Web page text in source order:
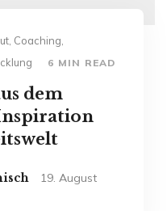
Coaching,
6 MIN READ
dem
19. August